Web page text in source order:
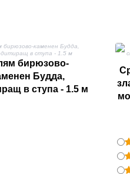
бирюзово-
Будда,
в ступа - 1.5 м